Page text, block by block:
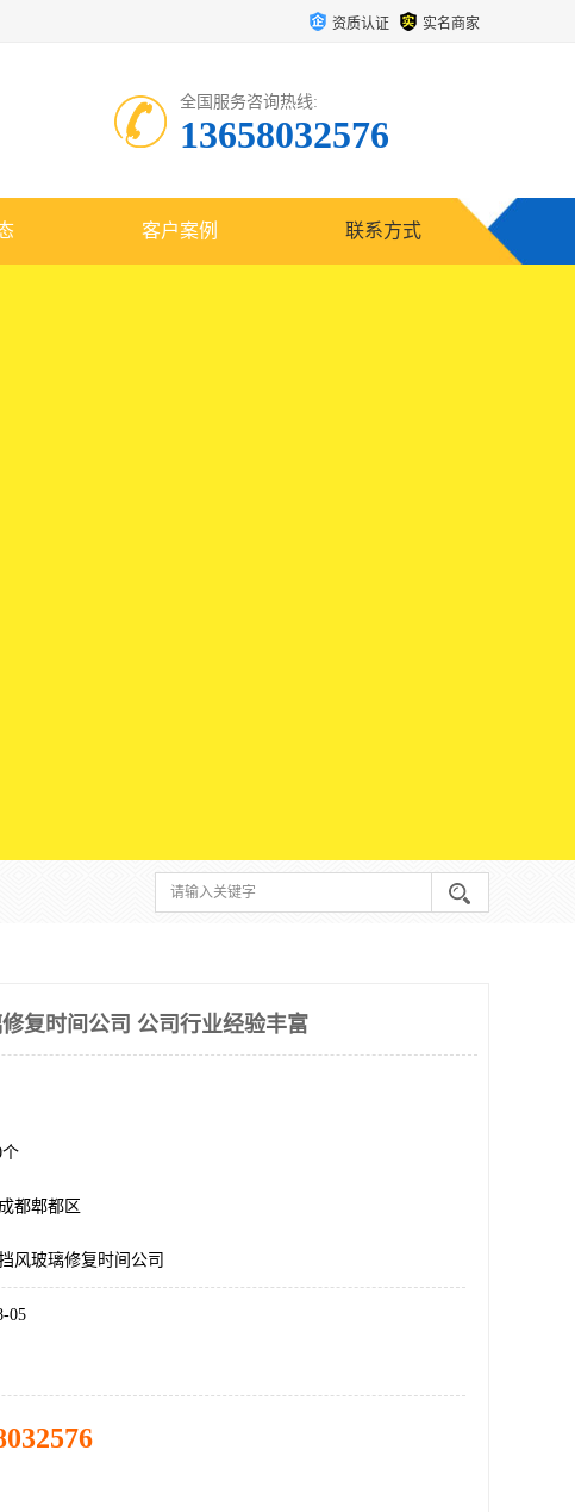
资质认证 实名商家
全国服务咨询热线:
13658032576
客户案例 联系方式
复时间公司 公司行业经验丰富
个
都郫都区
风玻璃修复时间公司
05